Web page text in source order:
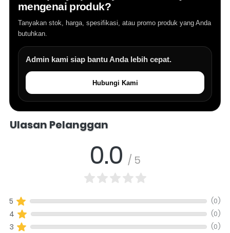
mengenai produk?
Tanyakan stok, harga, spesifikasi, atau promo produk yang Anda
butuhkan.
Admin kami siap bantu Anda lebih cepat.
Hubungi Kami
Ulasan Pelanggan
0.0 / 5
5 (0)
4 (0)
3 (0)